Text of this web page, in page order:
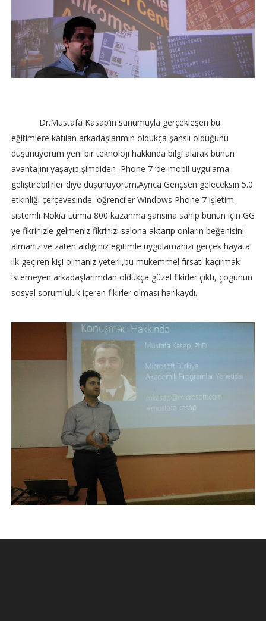
Dr.Mustafa Kasap’ın sunumuyla gerçekleşen bu
eğitimlere katılan arkadaşlarımın oldukça şanslı olduğunu
düşünüyorum yeni bir teknoloji hakkında bilgi alarak bunun
avantajını yaşayıp,şimdiden Phone 7 ‘de mobil uygulama
geliştirebilirler diye düşünüyorum.Ayrıca Gençsen geleceksin 5.0
etkinliği çerçevesinde öğrenciler Windows Phone 7 işletim
sistemli Nokia Lumia 800 kazanma şansına sahip bunun için GG
ye fikrinizle gelmeniz fikrinizi salona aktarıp onların beğenisini
almanız ve zaten aldığınız eğitimle uygulamanızı gerçek hayata
ilk geçiren kişi olmanız yeterli,bu mükemmel fırsatı kaçırmak
istemeyen arkadaşlarımdan oldukça güzel fikirler çıktı, çogunun
sosyal sorumluluk içeren fikirler olması harikaydı.